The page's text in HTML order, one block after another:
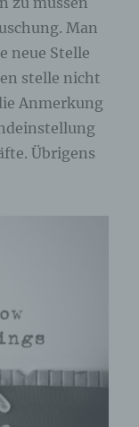
Man
neue Stelle
stelle nicht
Anmerkung
Übrigens